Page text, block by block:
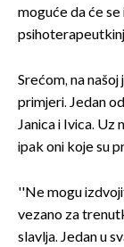
moguće da će
Srećom, na
primjeri. Jedan
Janica i Ivica. Uz
ipak oni koje su
''Ne mogu
vezano za
slavlja. Jedan u